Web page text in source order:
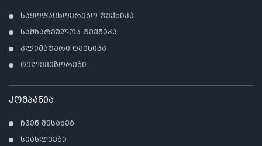
საყოფაცხოვრებო ტექნიკა
სამზარეულოს ტექნიკა
კლიმატური ტექნიკა
ტელევიზორები
კომპანია
ჩვენ შესახებ
სიახლეები